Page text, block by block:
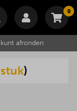
0
leeg.
€
Bestellen
afronden
stuk)